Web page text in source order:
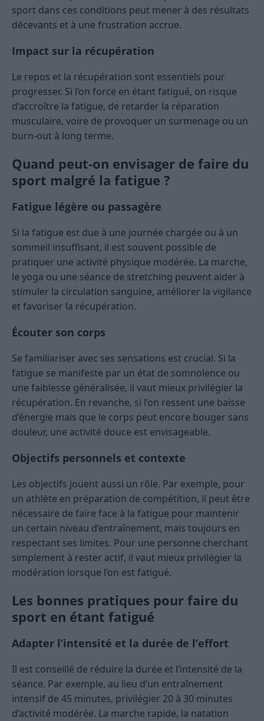
sport dans ces conditions peut mener à des résultats
décevants et à une frustration accrue.
Impact sur la récupération
Le repos et la récupération sont essentiels pour
progresser. Si l’on force en étant fatigué, on risque
d’accroître la fatigue, de retarder la réparation
musculaire, voire de provoquer un surmenage ou un
burn-out à long terme.
Quand peut-on envisager de faire du
sport malgré la fatigue ?
Fatigue légère ou passagère
Si la fatigue est due à une journée chargée ou à un
sommeil insuffisant, il est souvent possible de
pratiquer une activité physique modérée. La marche,
le yoga ou une séance de stretching peuvent aider à
stimuler la circulation sanguine, améliorer la vigilance
et favoriser la récupération.
Écouter son corps
Se familiariser avec ses sensations est crucial. Si la
fatigue se manifeste par un état de somnolence ou
une faiblesse généralisée, il vaut mieux privilégier la
récupération. En revanche, si l’on ressent une baisse
d’énergie mais que le corps peut encore bouger sans
douleur, une activité douce est envisageable.
Objectifs personnels et contexte
Les objectifs jouent aussi un rôle. Par exemple, pour
un athlète en préparation de compétition, il peut être
nécessaire de faire face à la fatigue pour maintenir
un certain niveau d’entraînement, mais toujours en
respectant ses limites. Pour une personne cherchant
simplement à rester actif, il vaut mieux privilégier la
modération lorsque l’on est fatigué.
Les bonnes pratiques pour faire du
sport en étant fatigué
Adapter l’intensité et la durée de l’effort
Il est conseillé de réduire la durée et l’intensité de la
séance. Par exemple, au lieu d’un entraînement
intensif de 45 minutes, privilégier 20 à 30 minutes
d’activité modérée. La marche rapide, la natation